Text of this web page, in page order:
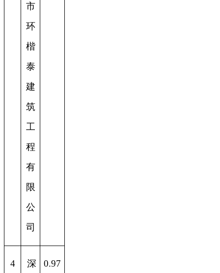
市
环
楷
泰
建
筑
工
程
有
限
公
司
4 深 0.97